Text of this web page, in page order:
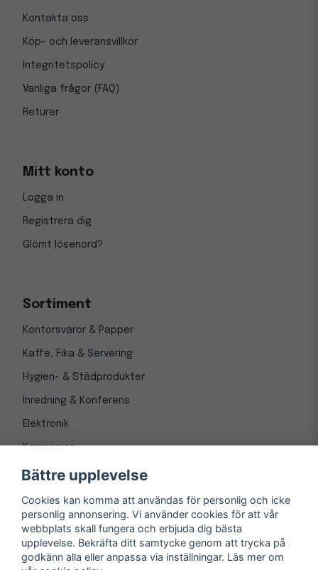
Kontakta oss
Köp- och leveransvillkor
Integritetspolicy
Vanliga frågor (FAQ)
Returer
Mitt konto
Logga in
Registrera dig
Glömt lösenord?
Sortiment
Kontorsvaror & Papper
Kaffe, Fika & Servering
Hygien- & Städprodukter
Inredning & Konferens
Elektronik
Kampanjer
Bättre upplevelse
Cookies kan komma att användas för personlig och icke
personlig annonsering. Vi använder cookies för att vår
webbplats skall fungera och erbjuda dig bästa
upplevelse. Bekräfta ditt samtycke genom att trycka på
godkänn alla eller anpassa via inställningar. Läs mer om